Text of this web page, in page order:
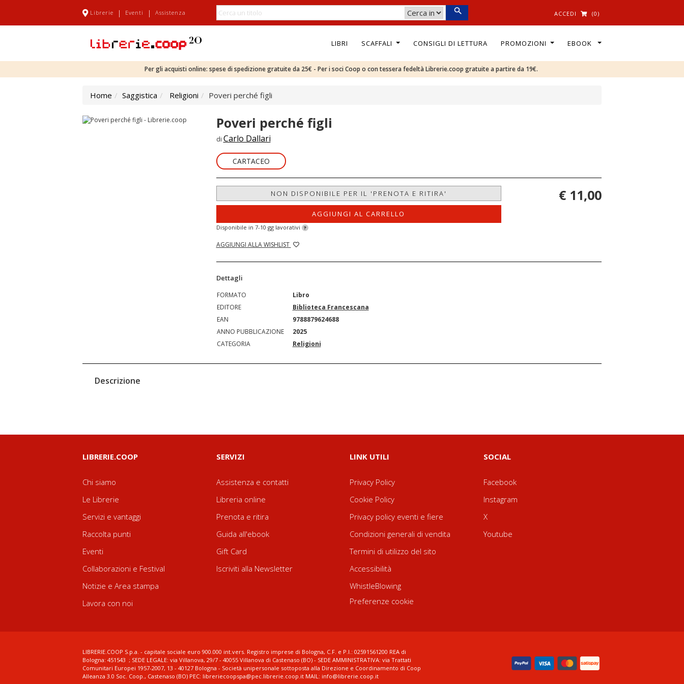
Librerie | Eventi | Assistenza ACCEDI (0)
LIBRI SCAFFALI CONSIGLI DI LETTURA PROMOZIONI EBOOK
Per gli acquisti online: spese di spedizione gratuite da 25€ - Per i soci Coop o con tessera fedeltà Librerie.coop gratuite a partire da 19€.
Home Saggistica Religioni Poveri perché figli
Poveri perché figli
di Carlo Dallari
CARTACEO
NON DISPONIBILE PER IL 'PRENOTA E RITIRA'
AGGIUNGI AL CARRELLO
Disponibile in 7-10 gg lavorativi ?
AGGIUNGI ALLA WISHLIST
€ 11,00
Dettagli
FORMATO
Libro
EDITORE
Biblioteca Francescana
EAN
9788879624688
ANNO PUBBLICAZIONE
2025
CATEGORIA
Religioni
Descrizione
LIBRERIE.COOP
Chi siamo
Le Librerie
Servizi e vantaggi
Raccolta punti
Eventi
Collaborazioni e Festival
Notizie e Area stampa
Lavora con noi
SERVIZI
Assistenza e contatti
Libreria online
Prenota e ritira
Guida all'ebook
Gift Card
Iscriviti alla Newsletter
LINK UTILI
Privacy Policy
Cookie Policy
Privacy policy eventi e fiere
Condizioni generali di vendita
Termini di utilizzo del sito
Accessibilità
WhistleBlowing
Preferenze cookie
SOCIAL
Facebook
Instagram
X
Youtube
LIBRERIE.COOP S.p.a. - capitale sociale euro 900.000 int.vers. Registro imprese di Bologna, C.F. e P.I.: 02591561200 REA di
Bologna: 451543 ; SEDE LEGALE: via Villanova, 29/7 - 40055 Villanova di Castenaso (BO) - SEDE AMMINISTRATIVA: via Trattati
Comunitari Europei 1957-2007, 13 - 40127 Bologna - Società unipersonale sottoposta alla Direzione e Coordinamento di Coop
Alleanza 3.0 Soc. Coop., Castenaso (BO) PEC: libreriecoopspa@pec.librerie.coop.it MAIL: info@librerie.coop.it